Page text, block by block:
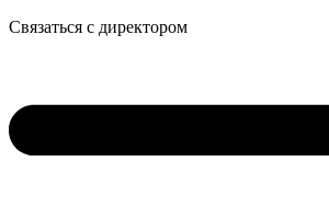
Связаться с директором